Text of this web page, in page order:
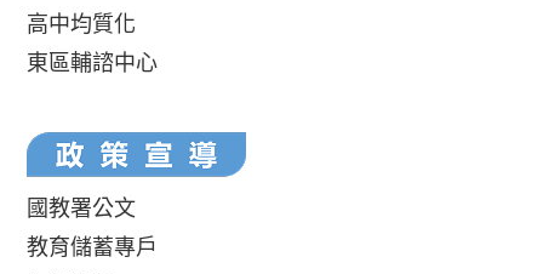
高中均質化
東區輔諮中心
國教署公文
教育儲蓄專戶